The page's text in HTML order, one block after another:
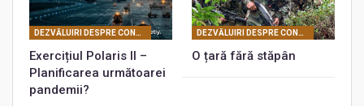
DEZVĂLUIRI DESPRE CONSPIRAŢIA UNIVERSALĂ PLANETARĂ
Exercițiul Polaris II –
Planificarea următoarei
pandemii?
DEZVĂLUIRI DESPRE CONSPIRAŢIA UNIVERSALĂ PLANETARĂ
O țară fără stăpân